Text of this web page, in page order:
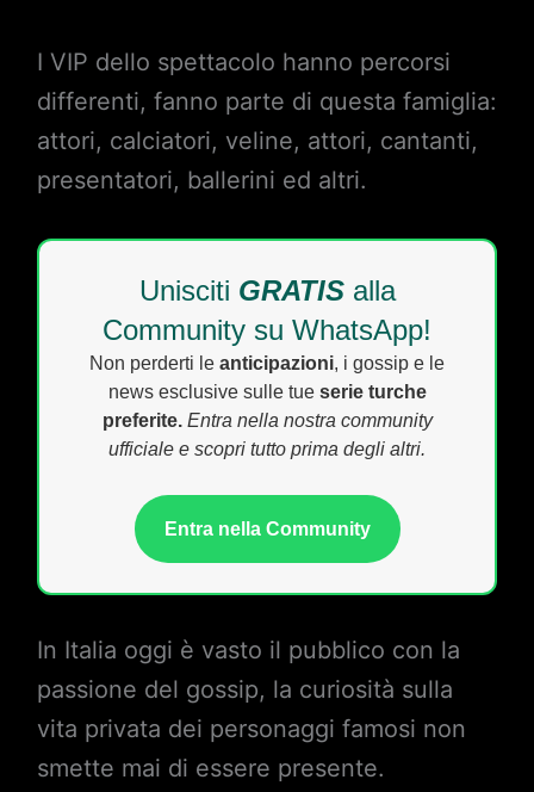
I VIP dello spettacolo hanno percorsi
differenti, fanno parte di questa famiglia:
attori, calciatori, veline, attori, cantanti,
presentatori, ballerini ed altri.
Unisciti GRATISalla
Community su WhatsApp!
Non perderti le anticipazioni, i gossip e le
news esclusive sulle tue serie turche
preferite. Entra nella nostra community
ufficiale e scopri tutto prima degli altri.
Entra nella Community
In Italia oggi è vasto il pubblico con la
passione del gossip, la curiosità sulla
vita privata dei personaggi famosi non
smette mai di essere presente.